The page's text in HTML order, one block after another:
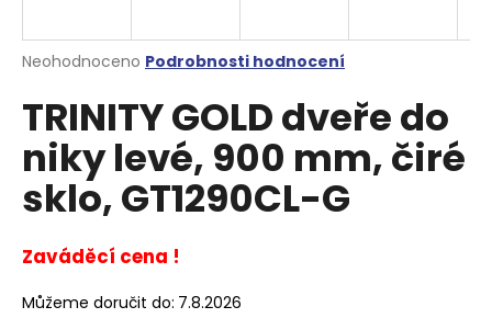
Průměrné
produktu
5
hvězdiček.
Neohodnoceno Podrobnosti hodnocení
TRINITY GOLD dveře do
niky levé, 900 mm, čiré
sklo, GT1290CL-G
Zaváděcí cena !
Můžeme doručit do: 7.8.2026
j
t
?